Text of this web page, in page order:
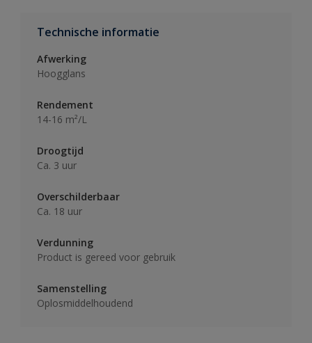
Technische informatie
Afwerking
Hoogglans
Rendement
14-16 m²/L
Droogtijd
Ca. 3 uur
Overschilderbaar
Ca. 18 uur
Verdunning
Product is gereed voor gebruik
Samenstelling
Oplosmiddelhoudend